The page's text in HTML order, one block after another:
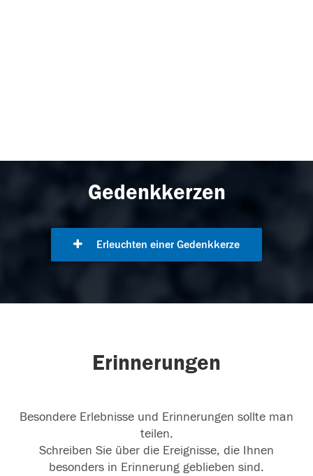
Gedenkkerzen
Erleuchten einer Gedenkkerze
Erinnerungen
Besondere Erlebnisse und Erinnerungen sollte man
teilen.
Schreiben Sie über die Ereignisse, die Ihnen
besonders in Erinnerung geblieben sind.